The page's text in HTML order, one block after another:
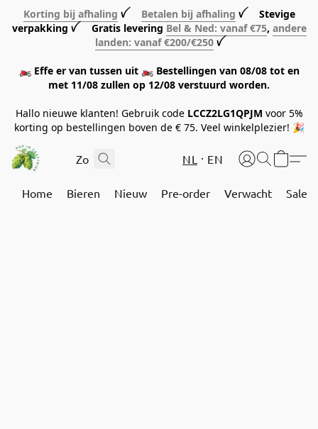
Korting bij afhaling ꪜ Betalen bij afhaling ꪜ Stevige
verpakking ꪜ Gratis levering Bel & Ned: vanaf €75, andere
landen: vanaf €200/€250 ꪜ
🏍️ Effe er van tussen uit 🏍️ Bestellingen van 08/08 tot en
met 11/08 zullen op 12/08 verstuurd worden.
Hallo nieuwe klanten! Gebruik code LCCZ2LG1QPJM voor 5%
korting op bestellingen boven de € 75. Veel winkelplezier! 🎉
NL EN
Home Bieren Nieuw Pre-order Verwacht Sale